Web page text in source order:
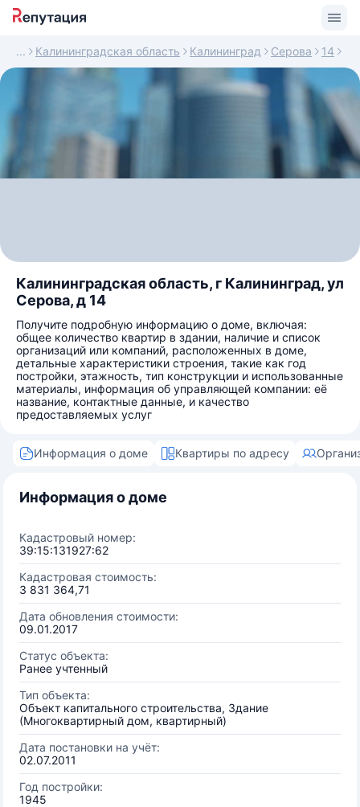
Калининградская область Калининград Серова 14
Калининградская область, г Калининград, ул
Серова, д 14
Получите подробную информацию о доме, включая:
общее количество квартир в здании, наличие и список
организаций или компаний, расположенных в доме,
детальные характеристики строения, такие как год
постройки, этажность, тип конструкции и использованные
материалы, информация об управляющей компании: её
название, контактные данные, и качество
предоставляемых услуг
Информация о доме Квартиры по адресу
Информация о доме
Кадастровый номер:
39:15:131927:62
Кадастровая стоимость:
3 831 364,71
Дата обновления стоимости:
09.01.2017
Статус объекта:
Ранее учтенный
Тип объекта:
Объект капитального строительства, Здание
(Многоквартирный дом, квартирный)
Дата постановки на учёт:
02.07.2011
Год постройки:
1945